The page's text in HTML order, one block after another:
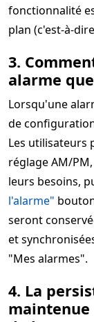
fonctionnalité
plan (c'est-à-
3.
alarme
Lorsqu'une
de
Les utilisateurs
réglage AM/
leurs besoins,
l'alarme"
seront
et
"Mes alarmes".
4. La